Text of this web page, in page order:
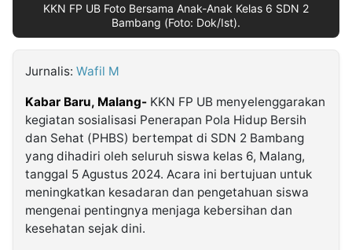
Kabarbaru.co
2026
Kabarbaru
KKN FP UB Foto Bersama Anak-Anak Kelas 6 SDN 2
Bambang (Foto: Dok/Ist).
Jurnalis: Wafil M
Kabar Baru, Malang- KKN FP UB menyelenggarakan
kegiatan sosialisasi Penerapan Pola Hidup Bersih
dan Sehat (PHBS) bertempat di SDN 2 Bambang
yang dihadiri oleh seluruh siswa kelas 6, Malang,
tanggal 5 Agustus 2024. Acara ini bertujuan untuk
meningkatkan kesadaran dan pengetahuan siswa
mengenai pentingnya menjaga kebersihan dan
kesehatan sejak dini.